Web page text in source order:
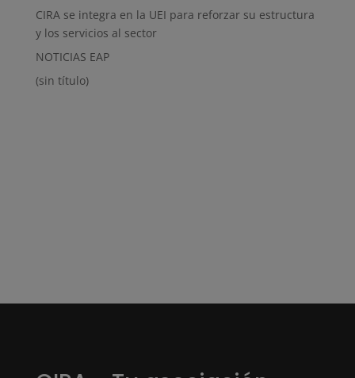
CIRA se integra en la UEI para reforzar su estructura
y los servicios al sector
NOTICIAS EAP
(sin título)